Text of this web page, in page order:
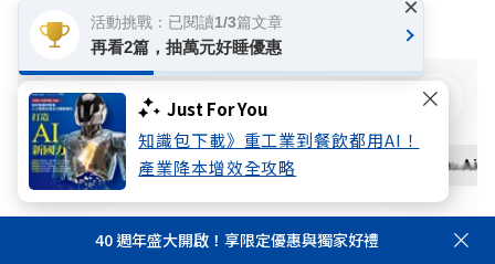
Just For You
知識包下載》重工業到餐飲都用AI！
產業降本增效全攻略
訊。
40 週年盛大開啟！享限定優惠與獨家好禮
活動挑戰：已閱讀1/3篇文章
再看2篇，抽萬元好睡優惠
×